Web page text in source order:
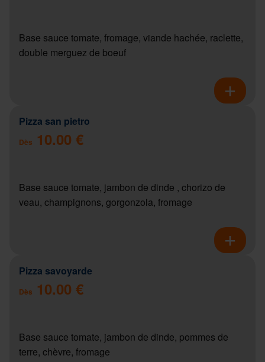
Base sauce tomate, fromage, viande hachée, raclette,
double merguez de boeuf
Pizza san pietro
Dès 10.00 €
Base sauce tomate, jambon de dinde , chorizo de
veau, champignons, gorgonzola, fromage
Pizza savoyarde
Dès 10.00 €
Base sauce tomate, jambon de dinde, pommes de
terre, chèvre, fromage